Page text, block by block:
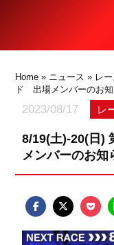
Home » ニュース » レ
ド 出場メンバーのお
2023/08/17 レ
8/19(土)-20(日)
メンバーのお知